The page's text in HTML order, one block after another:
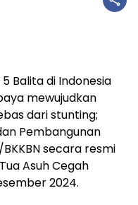
5 Balita di Indonesia
mewujudkan
dari stunting;
Pembangunan
secara resmi
Asuh Cegah
2024.